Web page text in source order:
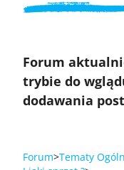
Forum
trybie do
dodawania
Forum Tematy